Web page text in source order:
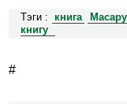
Тэги : книга
книгу
#